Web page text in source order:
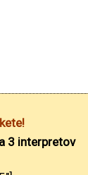
3 interpretov